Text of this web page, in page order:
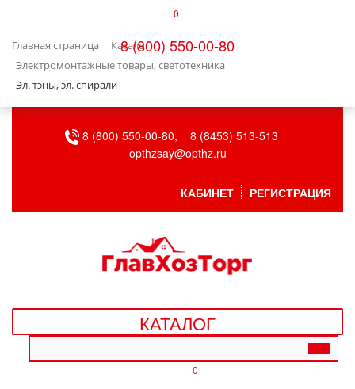
0
8 (800) 550-00-80
Главная страница
Каталог
Электромонтажные товары, светотехника
Эл. тэны, эл. спирали
БЫТОВАЯ ТЕХНИКА
ВЕНТИЛЯЦИЯ
ДАЧА, САД И ОГОРОД
ДЕТСКИЕ ТОВАРЫ
8 (800) 550-00-80,
8 (8453) 513-513
opthzsay@opthz.ru
КАБИНЕТ РЕГИСТРАЦИЯ
КАТАЛОГ
0